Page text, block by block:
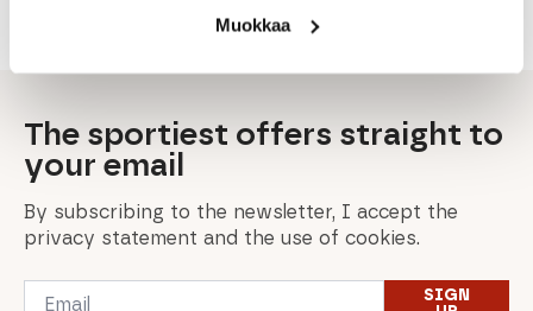
Muokkaa
11,00 €.
8,90 €.
The sportiest offers straight to
your email
By subscribing to the newsletter, I accept the
privacy statement and the use of cookies.
Email
SIGN